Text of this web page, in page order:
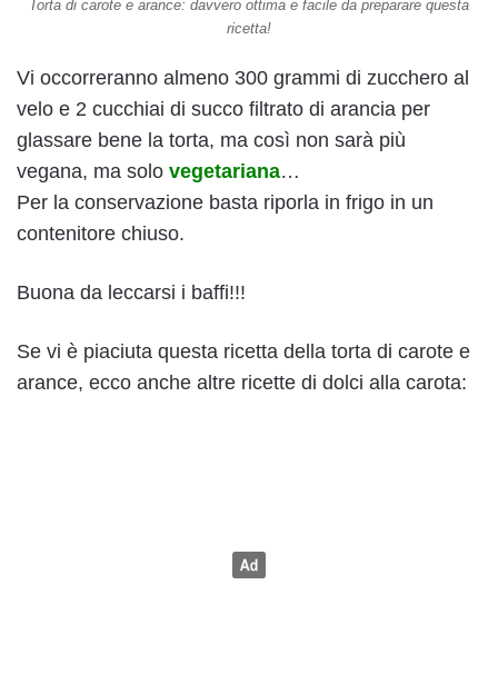
Torta di carote e arance: davvero ottima e facile da preparare questa
ricetta!
Vi occorreranno almeno 300 grammi di zucchero al
velo e 2 cucchiai di succo filtrato di arancia per
glassare bene la torta, ma così non sarà più
vegana, ma solo vegetariana…
Per la conservazione basta riporla in frigo in un
contenitore chiuso.
Buona da leccarsi i baffi!!!
Se vi è piaciuta questa ricetta della torta di carote e
arance, ecco anche altre ricette di dolci alla carota: